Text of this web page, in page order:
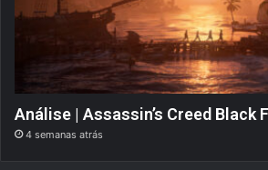
Análise | Assassin’s Creed Black
4 semanas atrás